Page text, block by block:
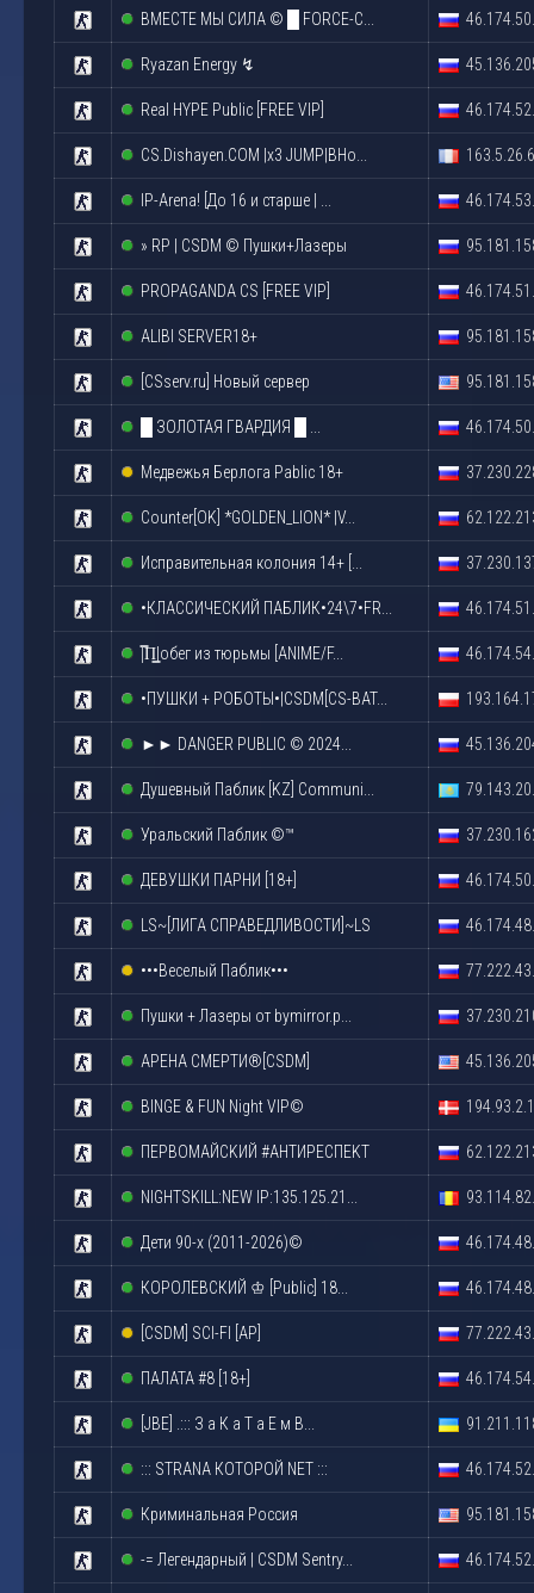
ВМЕСТЕ МЫ СИЛА © █ FORCE-C...
Ryazan Energy ↯
Real HYPE Public [FREE VIP]
CS.Dishayen.COM |x3 JUMP|BHo...
IP-Arena! [До 16 и старше | ...
» RP | CSDM © Пушки+Лазеры
PROPAGANDA CS [FREE VIP]
ALIBI SERVER18+
[CSserv.ru] Новый сервер
█ ЗОЛОТАЯ ГВАРДИЯ █ ...
Медвежья Берлога Pablic 18+
Counter[OK] *GOLDEN_LION* |V...
Исправительная колония 14+ [...
•КЛАССИЧЕСКИЙ ПАБЛИК•24\7•FR...
|̿П͇|обег из тюрьмы [ANIME/F...
•ПУШКИ + РОБОТЫ•|CSDM[CS-BAT...
►► DANGER PUBLIC © 2024...
Душевный Паблик [KZ] Communi...
Уральский Паблик ©™
ДЕВУШКИ ПАРНИ [18+]
LS~[ЛИГА СПРАВЕДЛИВОСТИ]~LS
•••Beceлый Пaблик•••
Пушки + Лазеры от bymirror.p...
АРЕНА СМЕРТИ®[CSDM]
BINGE & FUN Night VIP©
ПEPBOMAЙCKИЙ #AHTИPECПEKT
NIGHTSKILL:NEW IP:135.125.21...
Дети 90-х (2011-2026)©
КОРОЛЕВСКИЙ ♔ [Public] 18...
[CSDM] SCI-FI [AP]
ПАЛАТА #8 [18+]
[JBE] .::: З а К а Т а Е м В...
::: STRАNА КOТОРОЙ NET :::
Криминальная Россия
-= Легендарный | CSDM Sentry...